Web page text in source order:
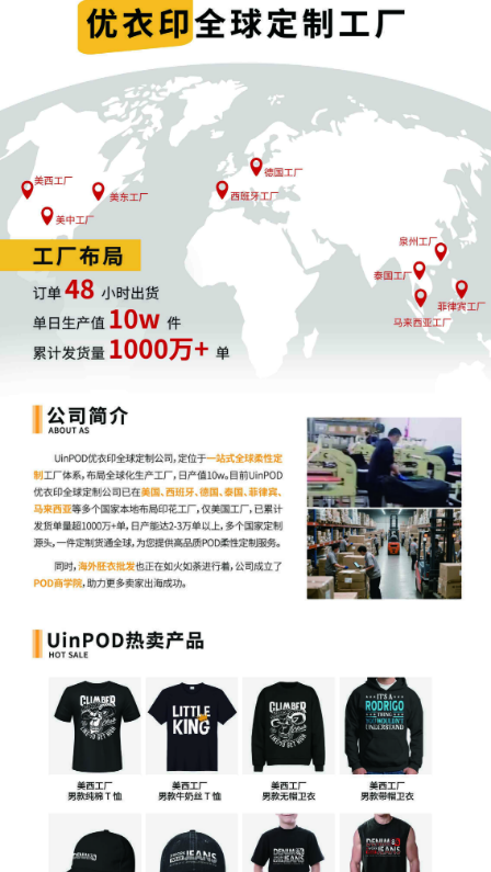
亚马逊卖家遭遇TRO的常见触发原因
商标或版权侵权索赔。
品牌声称卖家未经授权使用其徽标、商品
名称或图片；许多亚马逊卖家在商品中使用库存照片或提及品牌
名称，从而引发法律诉讼。
销售灰色市场或未经授权的产品。
部分品牌方认为，从国际市场
进口的产品不应在美国销售；尽管“首销原则”对经销商有保护作
用，但品牌方仍会起诉第三方卖家，以限制产品分销范围。
针对亚马逊卖家的虚假指控。
售假冒产品；尤其对于无法提供直接供应商文件的卖家，更容易
受到此类指控。
分销纠纷。部分品牌方通过提交TRO，阻止第三方卖家转售其产
品。
宽泛性TRO冻结卖家全部资产。
存在侵权争议。
TRO对亚马逊卖家账户及业务的实际影响